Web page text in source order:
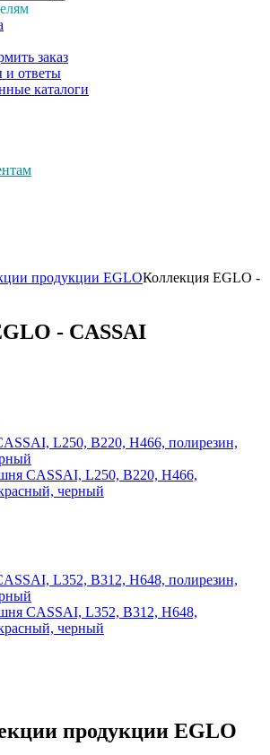
заказ
и ответы
каталоги
продукции EGLOКоллекция EGLO -
- CASSAI
CASSAI, L250, B220, H466,
черный
CASSAI, L352, B312, H648,
черный
продукции EGLO